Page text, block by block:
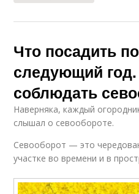
Что посадить
следующий
соблюдать
Наверняка, каждый
слышал о севообороте.
Севооборот — это
участке во времени и в